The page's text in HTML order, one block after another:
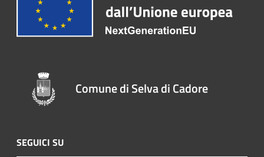
Comune di Selva di Cadore
SEGUICI SU